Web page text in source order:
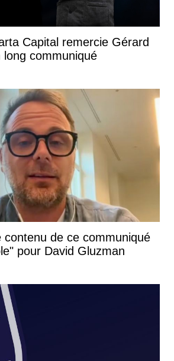
Capital remercie Gérard
long communiqué
contenu de ce communiqué
pour David Gluzman